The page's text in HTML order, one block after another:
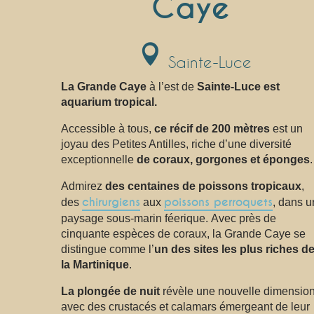
Caye
Sainte-Luce
La Grande Caye à l’est de Sainte-Luce est
aquarium tropical.
Accessible à tous, ce récif de 200 mètres est un
joyau des Petites Antilles, riche d’une diversité
exceptionnelle de coraux, gorgones et éponges.
Admirez des centaines de poissons tropicaux,
des chirurgiens aux poissons perroquets, dans
paysage sous-marin féerique. Avec près de
cinquante espèces de coraux, la Grande Caye se
distingue comme l’un des sites les plus riches de
la Martinique.
La plongée de nuit révèle une nouvelle
avec des crustacés et calamars émergeant de leur